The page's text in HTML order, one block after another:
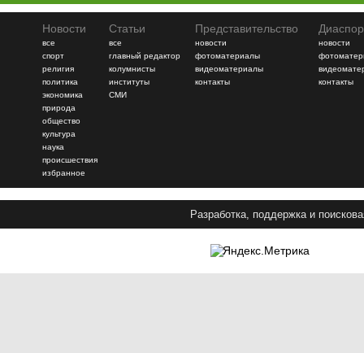
Новости
все
спорт
религия
политика
экономика
природа
общество
культура
наука
происшествия
избранное
Статьи
все
главный редактор
колумнисты
институты
СМИ
Представительство
новости
фотоматериалы
видеоматериалы
контакты
новости
контакты
Разработка, поддержка и